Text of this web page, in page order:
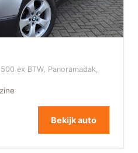
ex BTW, Panoramadak,
Bekijk auto